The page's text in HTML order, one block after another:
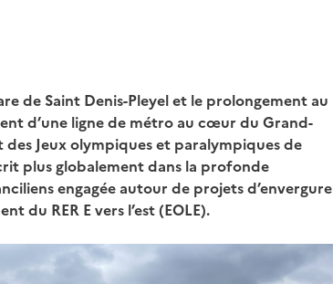
de Saint Denis-Pleyel et le prolongement au
d’une ligne de métro au cœur du Grand-
Jeux olympiques et paralympiques de
plus globalement dans la profonde
engagée autour de projets d’envergure
du RER E vers l’est (EOLE).